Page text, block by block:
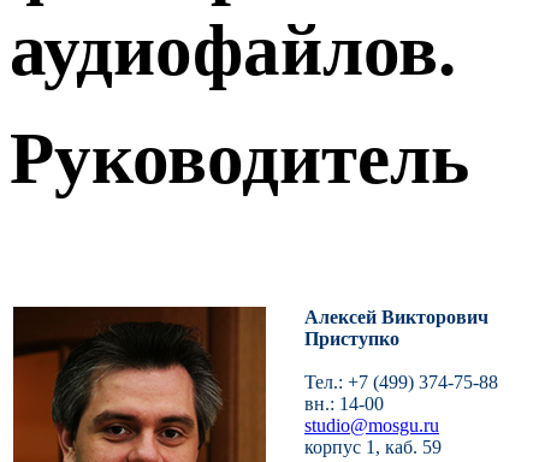
аудиофайлов.
Руководитель
Алексей Викторович
Приступко
Тел.: +7 (499) 374-75-88
вн.: 14-00
studio@mosgu.ru
корпус 1, каб. 59